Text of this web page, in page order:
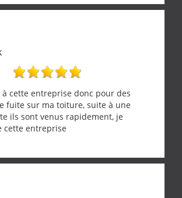
écoute et de la considération, ce qui
que chez les pationnés de leur métier.
pour sa disponibilité
à cette entreprise donc pour des
fuite sur ma toiture, suite à une
ils sont venus rapidement, je
cette entreprise